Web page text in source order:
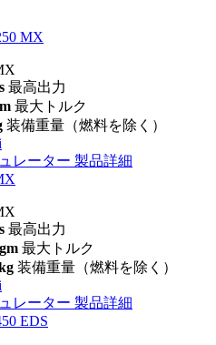
MX
最高出力
最大トルク
装備重量（燃料を除く）
レーター 製品詳細
最高出力
最大トルク
装備重量（燃料を除く）
レーター 製品詳細
EDS